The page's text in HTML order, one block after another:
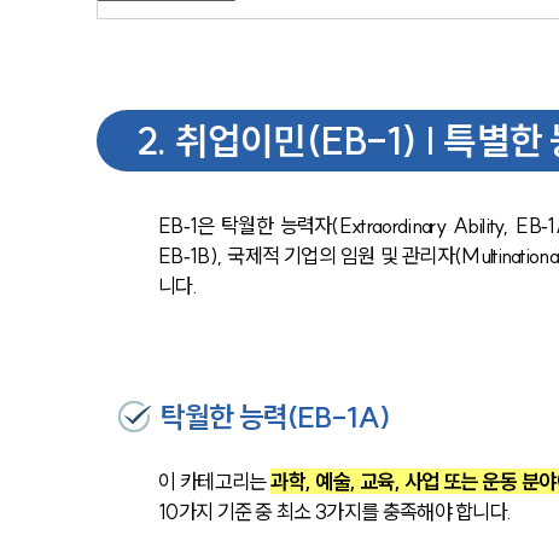
2. 취업이민(EB-1) | 특별한
EB‑1은 탁월한 능력자(Extraordinary Ability,
EB‑1B), 국제적 기업의 임원 및 관리자
니다.
탁월한 능력(EB-1A)
이 카테고리는 과학, 예술, 교육, 사업 또는 운동 분
10가지 기준 중 최소 3가지를 충족해야 합니다.